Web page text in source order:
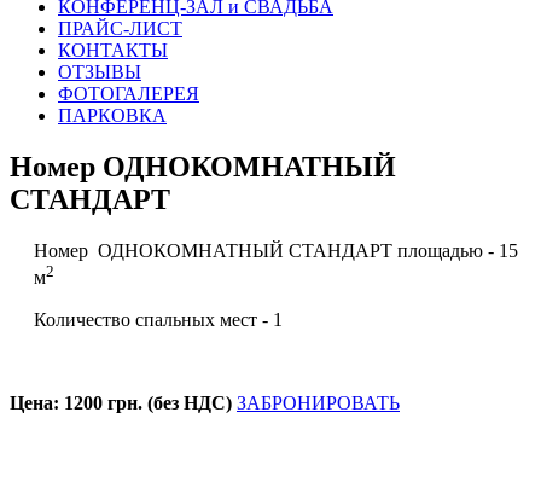
КОНФЕРЕНЦ-ЗАЛ и СВАДЬБА
ПРАЙС-ЛИСТ
КОНТАКТЫ
ОТЗЫВЫ
ФОТОГАЛЕРЕЯ
ПАРКОВКА
Номер ОДНОКОМНАТНЫЙ
СТАНДАРТ
Номер ОДНОКОМНАТНЫЙ СТАНДАРТ площадью - 15
м2
Количество спальных мест - 1
Цена: 1200 грн. (без НДС) ЗАБРОНИРОВАТЬ